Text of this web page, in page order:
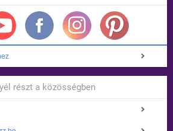
részt a közösségben